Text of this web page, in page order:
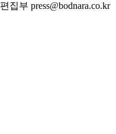
편집부 press@bodnara.co.kr